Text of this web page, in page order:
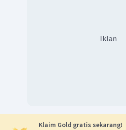
Iklan
Klaim Gold gratis sekarang!